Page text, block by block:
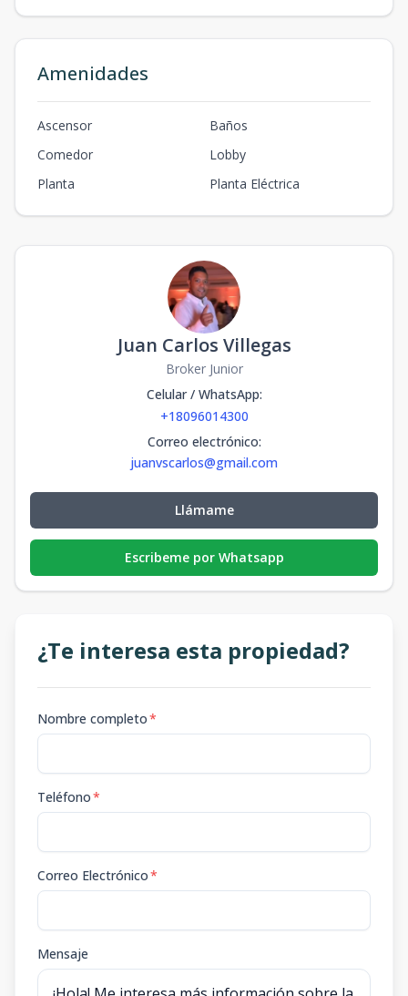
Amenidades
Ascensor
Baños
Comedor
Lobby
Planta
Planta Eléctrica
Juan Carlos Villegas
Broker Junior
Celular / WhatsApp:
+18096014300
Correo electrónico:
juanvscarlos@gmail.com
Llámame
Escribeme por Whatsapp
¿Te interesa esta propiedad?
Nombre completo*
Teléfono*
Correo Electrónico*
Mensaje